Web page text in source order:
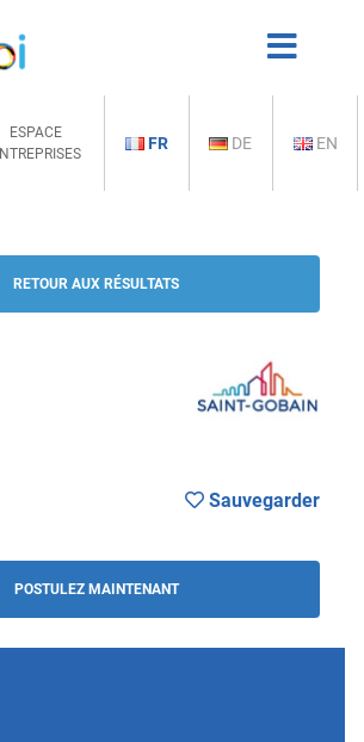
ESPACE
FR DE EN
RETOUR AUX RÉSULTATS
POSTULEZ MAINTENANT
Sauvegarder